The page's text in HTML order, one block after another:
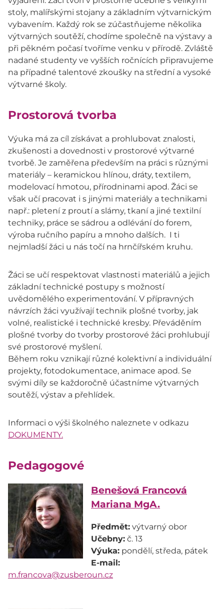
stoly, malířskými stojany a základním výtvarnickým
vybavením. Každý rok se zúčastňujeme několika
výtvarných soutěží, chodíme společně na výstavy a
při pěkném počasí tvoříme venku v přírodě. Zvláště
nadané studenty ve vyšších ročnících připravujeme
na případné talentové zkoušky na střední a vysoké
výtvarné školy.
Prostorová tvorba
Výuka má za cíl získávat a prohlubovat znalosti,
zkušenosti a dovednosti v prostorové výtvarné
tvorbě. Je zaměřena především na práci s různými
materiály – keramickou hlínou, dráty, textilem,
modelovací hmotou, přírodninami apod. Žáci se
však učí pracovat i s jinými materiály a technikami
např.: pletení z proutí a slámy, tkaní a jiné textilní
techniky, práce se sádrou a odlévání do forem,
výroba ručního papíru a mnoho dalších. I ti
nejmladší žáci u nás točí na hrnčířském kruhu.
Žáci se učí respektovat vlastnosti materiálů a jejich
základní technické postupy s možností
uvědomělého experimentování. V přípravných
návrzích žáci využívají technik plošné tvorby, jak
volné, realistické i technické kresby. Převáděním
plošné tvorby do tvorby prostorové žáci prohlubují
své prostorové myšlení.
Během roku vznikají různé kolektivní a individuální
projekty, fotodokumentace, animace apod. Se
svými díly se každoročně účastníme výtvarných
soutěží, výstav a přehlídek.
Informaci o výši školného naleznete v odkazu
DOKUMENTY.
Pedagogové
Benešová Francová
Mariana MgA.
Předmět:
Učebny:
Výuka:
E-mail:
m.francova@zusberoun.cz